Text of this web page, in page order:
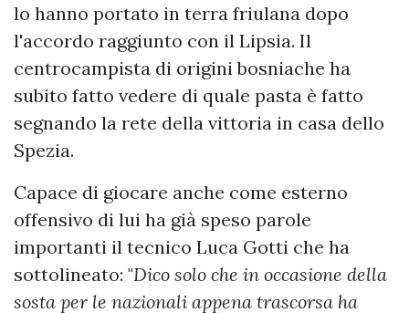
lo hanno portato in terra friulana dopo
l'accordo raggiunto con il Lipsia. Il
centrocampista di origini bosniache ha
subito fatto vedere di quale pasta è fatto
segnando la rete della vittoria in casa dello
Spezia.
Capace di giocare anche come esterno
offensivo di lui ha già speso parole
importanti il tecnico Luca Gotti che ha
sottolineato: "Dico solo che in occasione della
sosta per le nazionali appena trascorsa ha